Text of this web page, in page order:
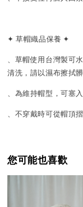
✦ 草帽織品保養 ✦
、草帽使用台灣製可
清洗，請以濕布擦拭
、為維持帽型，可塞
、不穿戴時可從帽頂
您可能也喜歡